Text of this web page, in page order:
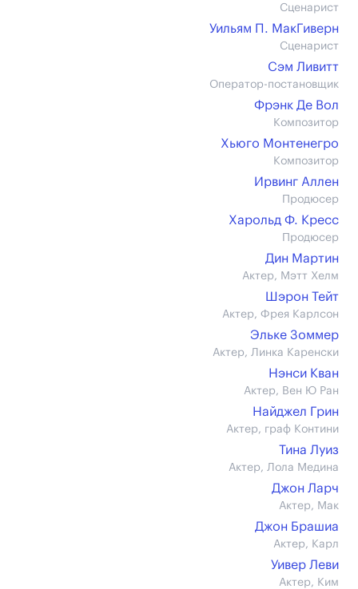
Сценарист
Уильям П. МакГиверн
Сценарист
Сэм Ливитт
Оператор-постановщик
Фрэнк Де Вол
Композитор
Хьюго Монтенегро
Композитор
Ирвинг Аллен
Продюсер
Харольд Ф. Кресс
Продюсер
Дин Мартин
Актер, Мэтт Хелм
Шэрон Тейт
Актер, Фрея Карлсон
Эльке Зоммер
Актер, Линка Каренски
Нэнси Кван
Актер, Вен Ю Ран
Найджел Грин
Актер, граф Контини
Тина Луиз
Актер, Лола Медина
Джон Ларч
Актер, Мак
Джон Брашиа
Актер, Карл
Уивер Леви
Актер, Ким